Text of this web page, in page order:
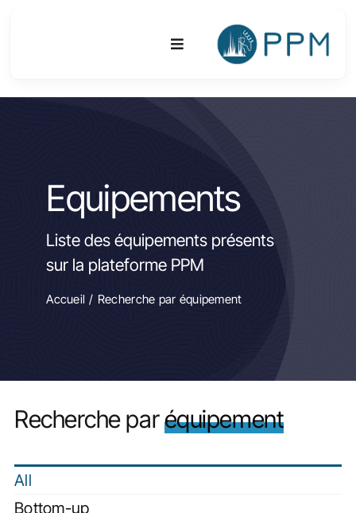
Toggle
Navigation
Equipements & Technologies
R&D
Actualités
Equipements
Liste des équipements présents
sur la plateforme PPM
Accueil Recherche par équipement
Recherche paréquipement
All
Bottom-up